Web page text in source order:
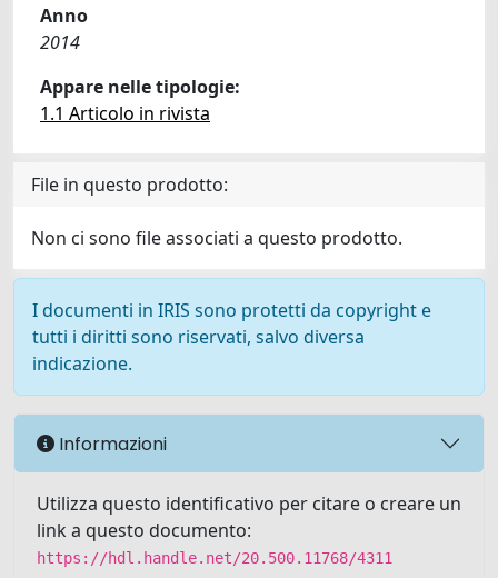
Anno
2014
Appare nelle tipologie:
1.1 Articolo in rivista
File in questo prodotto:
Non ci sono file associati a questo prodotto.
I documenti in IRIS sono protetti da copyright e
tutti i diritti sono riservati, salvo diversa
indicazione.
Informazioni
Utilizza questo identificativo per citare o creare un
link a questo documento:
https://hdl.handle.net/20.500.11768/4311